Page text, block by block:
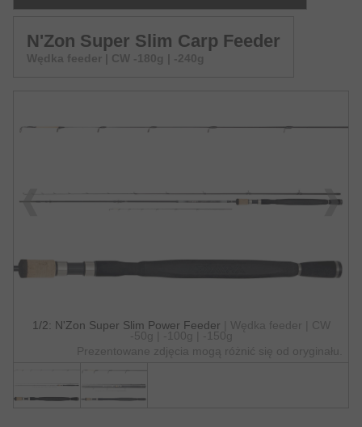
N'Zon Super Slim Carp Feeder
Wędka feeder | CW -180g | -240g
1/2: N'Zon Super Slim Power Feeder
| Wędka feeder | CW
-50g | -100g | -150g
Prezentowane zdjęcia mogą różnić się od oryginału.